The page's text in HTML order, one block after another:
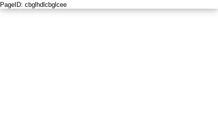
PageID: cbglhdlcbglcee